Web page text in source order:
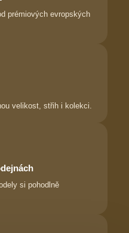
prémiových evropských
velikost, střih i kolekci.
si pohodlně